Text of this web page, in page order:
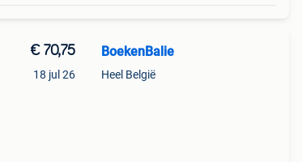
€ 70,75
18 jul 26
BoekenBalie
Heel België